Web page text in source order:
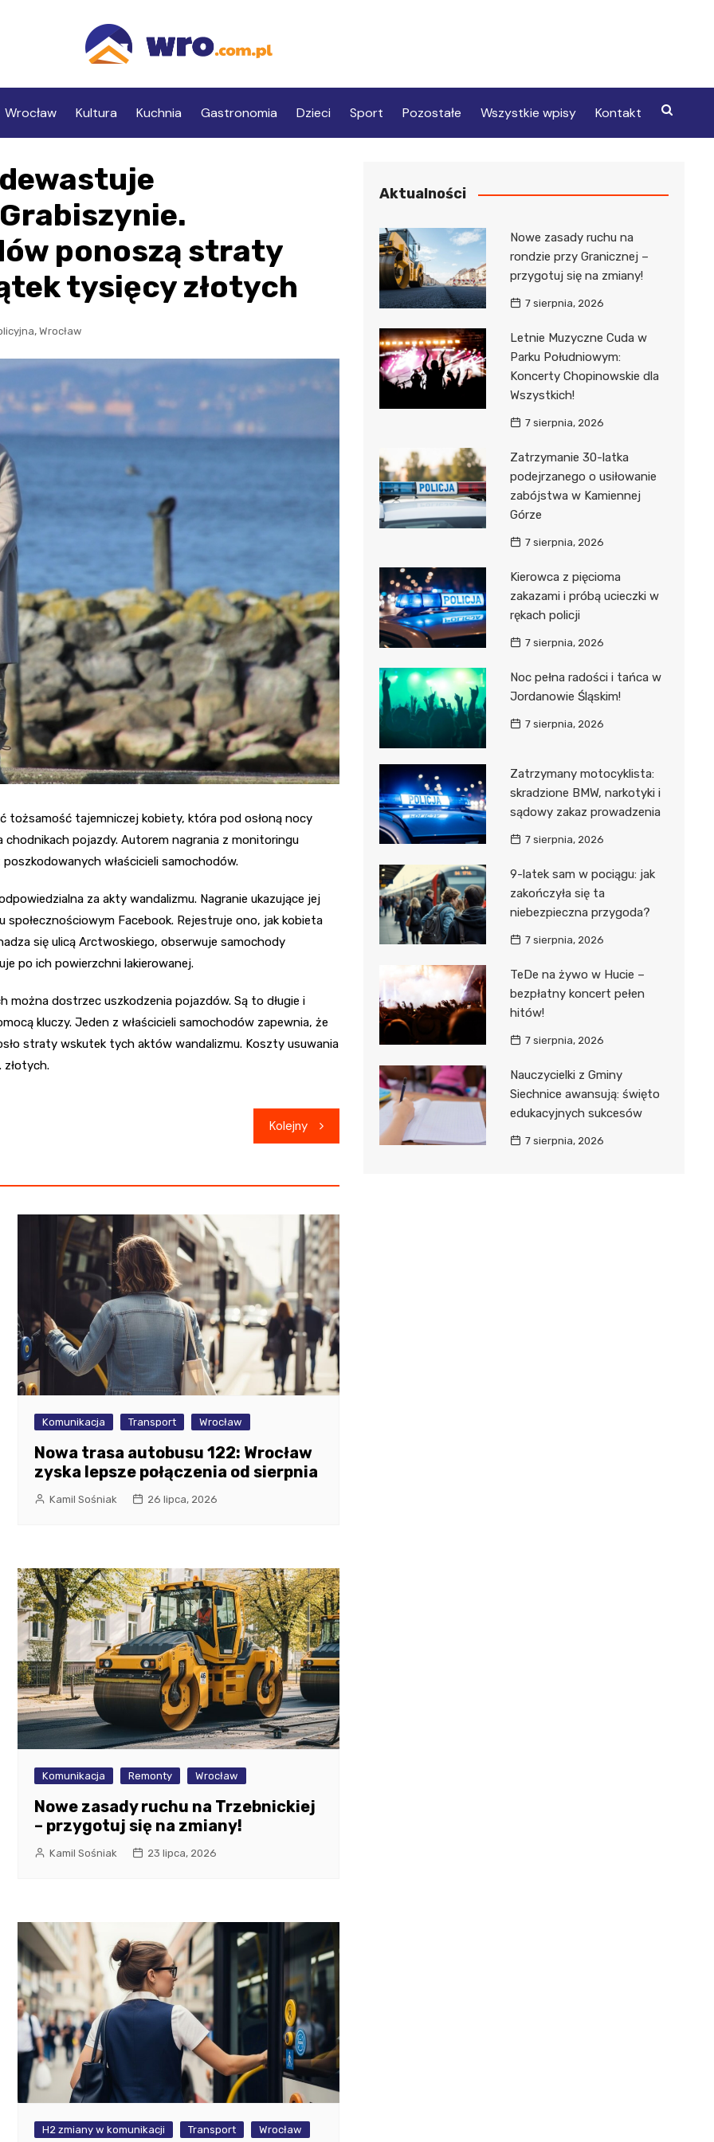
Wrocław Kultura Kuchnia Gastronomia Dzieci Sport Pozostałe Wszystkie wpisy Kontakt
ponoszą straty
tysięcy złotych
, Wrocław
tożsamość tajemniczej kobiety, która pod osłoną nocy
chodnikach pojazdy. Autorem nagrania z monitoringu
właścicieli samochodów.
za akty wandalizmu. Nagranie ukazujące jej
społecznościowym Facebook. Rejestruje ono, jak kobieta
się ulicą Arctwoskiego, obserwuje samochody
po ich powierzchni lakierowanej.
można dostrzec uszkodzenia pojazdów. Są to długie i
kluczy. Jeden z właścicieli samochodów zapewnia, że
straty wskutek tych aktów wandalizmu. Koszty usuwania
złotych.
Kolejny
Komunikacja Transport Wrocław
Nowa trasa autobusu 122: Wrocław
zyska lepsze połączenia od sierpnia
Kamil Sośniak 26 lipca, 2026
Komunikacja Remonty Wrocław
Nowe zasady ruchu na Trzebnickiej
– przygotuj się na zmiany!
Kamil Sośniak 23 lipca, 2026
H2 zmiany w komunikacji Transport Wrocław
Aktualności
Nowe zasady ruchu na
rondzie przy Granicznej –
przygotuj się na zmiany!
7 sierpnia, 2026
Letnie Muzyczne Cuda w
Parku Południowym:
Koncerty Chopinowskie dla
Wszystkich!
7 sierpnia, 2026
Zatrzymanie 30-latka
podejrzanego o usiłowanie
zabójstwa w Kamiennej
Górze
7 sierpnia, 2026
Kierowca z pięcioma
zakazami i próbą ucieczki w
rękach policji
7 sierpnia, 2026
Noc pełna radości i tańca w
Jordanowie Śląskim!
7 sierpnia, 2026
Zatrzymany motocyklista:
skradzione BMW, narkotyki i
sądowy zakaz prowadzenia
7 sierpnia, 2026
9-latek sam w pociągu: jak
zakończyła się ta
niebezpieczna przygoda?
7 sierpnia, 2026
TeDe na żywo w Hucie –
bezpłatny koncert pełen
hitów!
7 sierpnia, 2026
Nauczycielki z Gminy
Siechnice awansują: święto
edukacyjnych sukcesów
7 sierpnia, 2026